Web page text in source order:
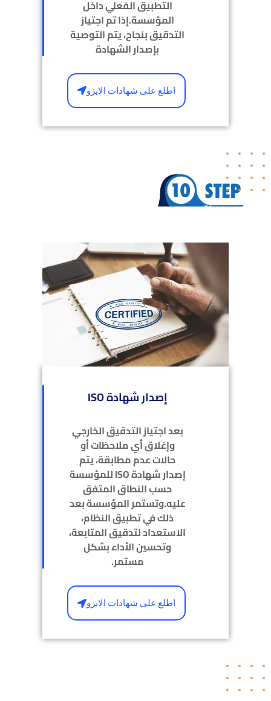
التطبيق الفعلي داخل
المؤسسة.إذا تم اجتياز
التدقيق بنجاح، يتم التوصية
بإصدار الشهادة
اطلع على شهادات الايزو
إصدار شهادة ISO
بعد اجتياز التدقيق الخارجي
وإغلاق أي ملاحظات أو
حالات عدم مطابقة، يتم
إصدار شهادة ISO للمؤسسة
حسب النطاق المتفق
عليه.وتستمر المؤسسة بعد
ذلك في تطبيق النظام،
الاستعداد لتدقيق المتابعة،
وتحسين الأداء بشكل
مستمر.
اطلع على شهادات الايزو